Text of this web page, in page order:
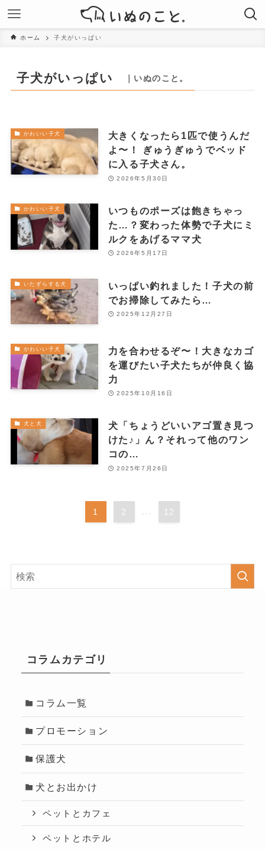
ホーム 子犬がいっぱい
子犬がいっぱい ｜いぬのこと。
かわいい子犬
大きくなったら1匹で使うんだ
よ〜！ ぎゅうぎゅうでベッド
に入る子犬さん。
2026年5月30日
かわいい子犬
いつものポーズは飽きちゃっ
た…？変わった体勢で子犬にミ
ルクをあげるママ犬
2026年5月17日
いたずらする犬
いっぱい釣れました！子犬の前
でお掃除してみたら…
2025年12月27日
かわいい子犬
力を合わせるぞ〜！大きなカゴ
を運びたい子犬たちが仲良く協
力
2025年10月16日
犬と犬
犬「ちょうどいいアゴ置き見つ
けた♪」ん？それって他のワン
コの…
2025年7月26日
1 2 12
コラムカテゴリ
コラム一覧
プロモーション
保護犬
犬とお出かけ
ペットとカフェ
ペットとホテル